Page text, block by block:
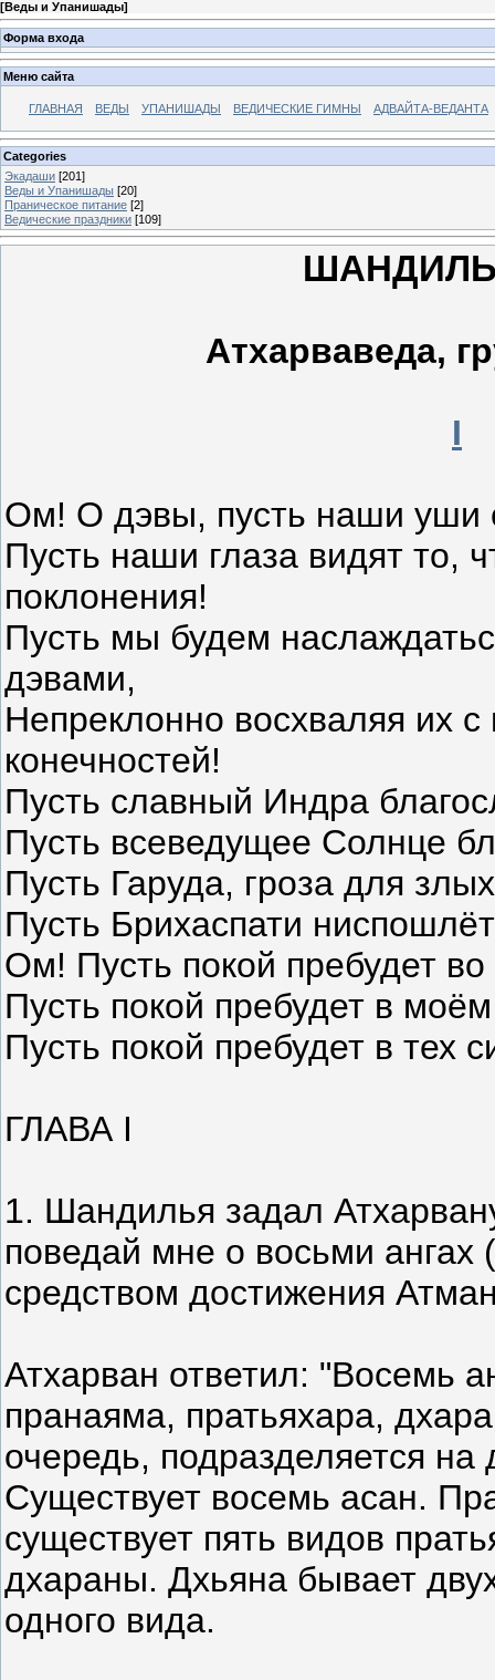
[Веды и Упанишады]
Форма входа
Меню сайта
ГЛАВНАЯ ВЕДЫ УПАНИШАДЫ ВЕДИЧЕСКИЕ ГИМНЫ АДВАЙТА-ВЕДАНТА
Categories
Экадаши [201]
Веды и Упанишады [20]
Праническое питание [2]
Ведические праздники [109]
Атхарваведа,
I
Ом! О дэвы, пусть наши уши
Пусть наши глаза видят то,
поклонения!
Пусть мы будем
дэвами,
Непреклонно восхваляя их
конечностей!
Пусть славный Индра
Пусть всеведущее Солнце
Пусть Гаруда, гроза для
Пусть Брихаспати
Ом! Пусть покой пребудет
Пусть покой пребудет в
Пусть покой пребудет в тех
ГЛАВА I
1. Шандилья задал
поведай мне о восьми ангах
средством достижения
Атхарван ответил: "Восемь
пранаяма, пратьяхара,
очередь, подразделяется
Существует восемь асан.
существует пять видов
дхараны. Дхьяна бывает
одного вида.